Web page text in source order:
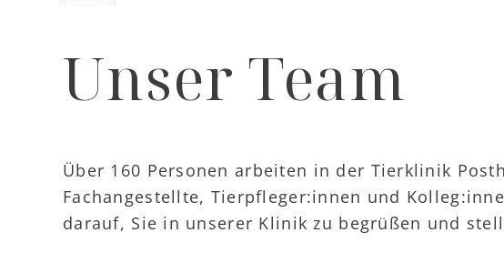
Unser Team
Über 160 Personen arbeiten in der Tierklinik
Fachangestellte, Tierpfleger:innen und
darauf, Sie in unserer Klinik zu begrüßen und